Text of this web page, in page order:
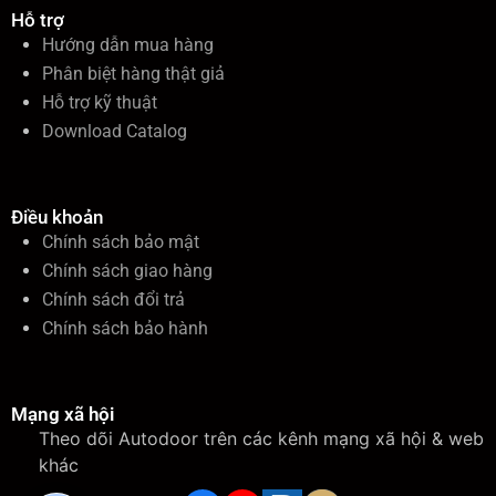
Hỗ trợ
Hướng dẫn mua hàng
Phân biệt hàng thật giả
Hỗ trợ kỹ thuật
Download Catalog
Điều khoản
Chính sách bảo mật
Chính sách giao hàng
Chính sách đổi trả
Chính sách bảo hành
Mạng xã hội
Theo dõi Autodoor trên các kênh mạng xã hội & web
khác